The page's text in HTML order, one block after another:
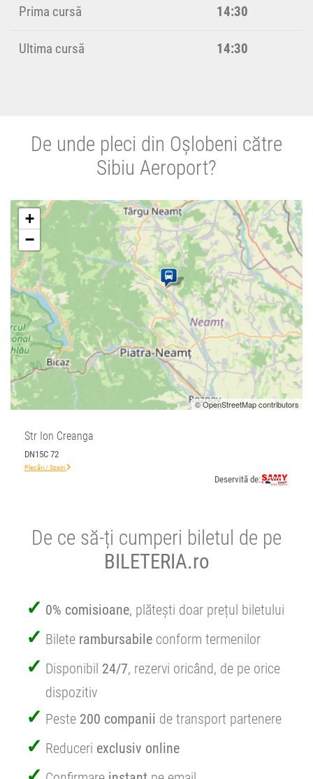
Prima cursă 14:30
Ultima cursă 14:30
De unde pleci din Oșlobeni către
Sibiu Aeroport?
+
−
© OpenStreetMap contributors
Str Ion Creanga
DN15C 72
Plecări / Sosiri
Deservită de:
De ce să-ți cumperi biletul de pe
BILETERIA.ro
0% comisioane, plătești doar prețul biletului
Bilete rambursabile conform termenilor
Disponibil 24/7, rezervi oricând, de pe orice
dispozitiv
Peste 200 companii de transport partenere
Reduceri exclusiv online